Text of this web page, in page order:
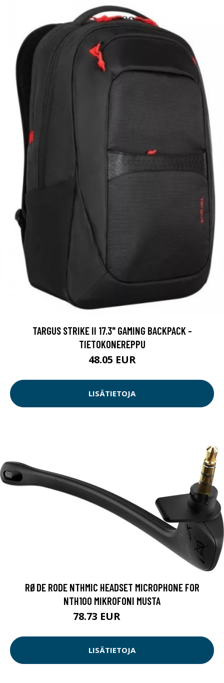
TARGUS STRIKE II 17.3" GAMING BACKPACK -
TIETOKONEREPPU
48.05 EUR
LISÄTIETOJA
RØDE RODE NTHMIC HEADSET MICROPHONE FOR
NTH100 MIKROFONI MUSTA
78.73 EUR
LISÄTIETOJA